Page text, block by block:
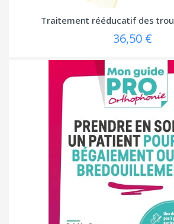
Traitement rééducatif des
36,50 €